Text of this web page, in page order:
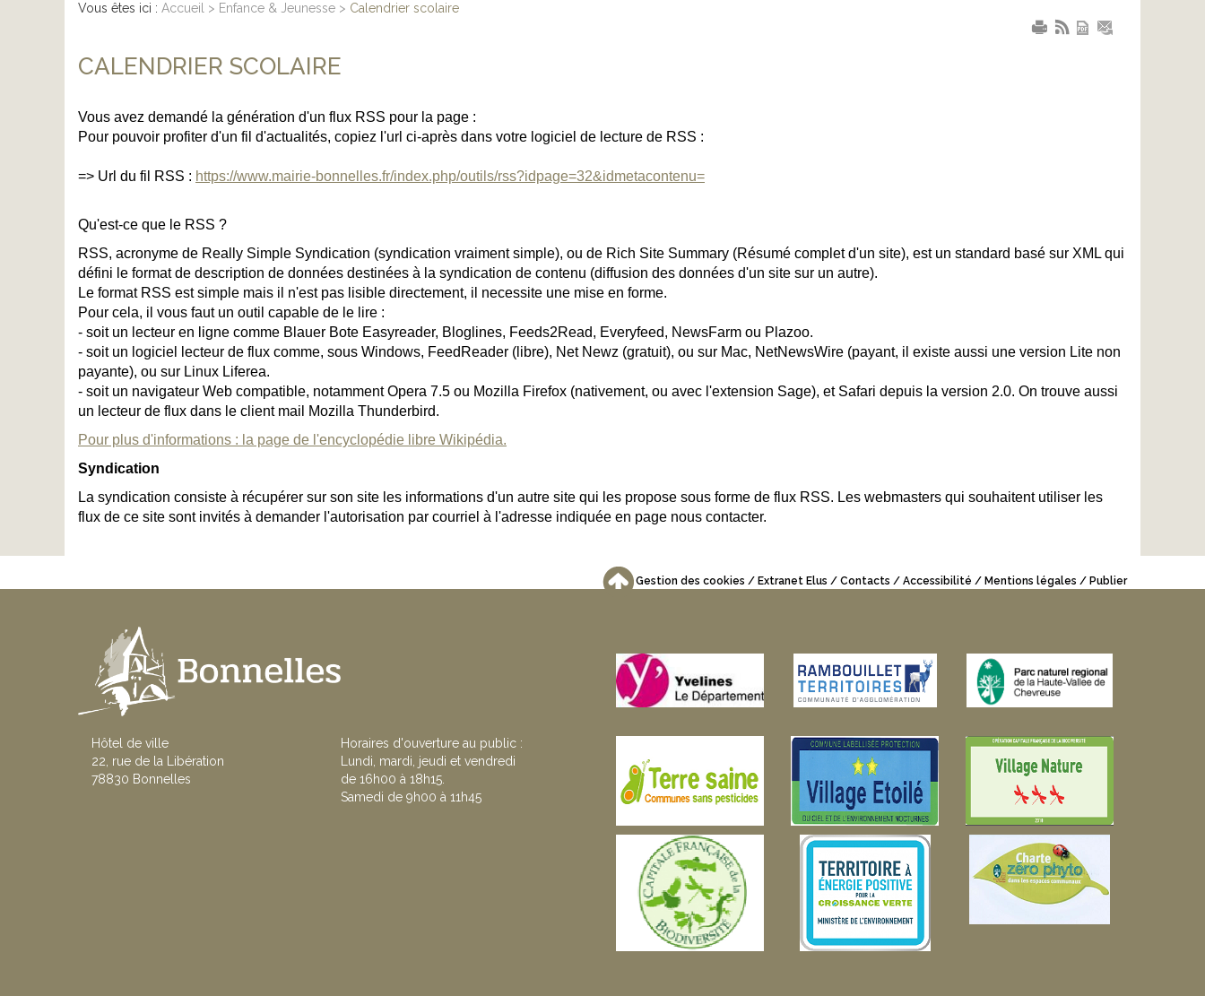
Vous êtes ici : Accueil > Enfance & Jeunesse > Calendrier scolaire
CALENDRIER SCOLAIRE
Vous avez demandé la génération d'un flux RSS pour la page :
Pour pouvoir profiter d'un fil d'actualités, copiez l'url ci-après dans votre logiciel de lecture de RSS :
=> Url du fil RSS : https://www.mairie-bonnelles.fr/index.php/outils/rss?idpage=32&idmetacontenu=
Qu'est-ce que le RSS ?
RSS, acronyme de Really Simple Syndication (syndication vraiment simple), ou de Rich Site Summary (Résumé complet d'un site), est un standard basé sur XML qui
défini le format de description de données destinées à la syndication de contenu (diffusion des données d'un site sur un autre).
Le format RSS est simple mais il n'est pas lisible directement, il necessite une mise en forme.
Pour cela, il vous faut un outil capable de le lire :
- soit un lecteur en ligne comme Blauer Bote Easyreader, Bloglines, Feeds2Read, Everyfeed, NewsFarm ou Plazoo.
- soit un logiciel lecteur de flux comme, sous Windows, FeedReader (libre), Net Newz (gratuit), ou sur Mac, NetNewsWire (payant, il existe aussi une version Lite non
payante), ou sur Linux Liferea.
- soit un navigateur Web compatible, notamment Opera 7.5 ou Mozilla Firefox (nativement, ou avec l'extension Sage), et Safari depuis la version 2.0. On trouve aussi
un lecteur de flux dans le client mail Mozilla Thunderbird.
Pour plus d'informations : la page de l'encyclopédie libre Wikipédia.
Syndication
La syndication consiste à récupérer sur son site les informations d'un autre site qui les propose sous forme de flux RSS. Les webmasters qui souhaitent utiliser les
flux de ce site sont invités à demander l'autorisation par courriel à l'adresse indiquée en page nous contacter.
Gestion des cookies Extranet Elus Contacts Accessibilité Mentions légales Publier
Hôtel de ville
22, rue de la Libération
78830 Bonnelles
Horaires d'ouverture au public :
Lundi, mardi, jeudi et vendredi
de 16h00 à 18h15.
Samedi de 9h00 à 11h45